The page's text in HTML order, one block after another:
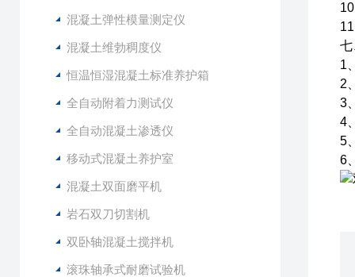
混凝土弹性模量测定仪
混凝土维勃稠度仪
恒温恒湿混凝土标准养护箱
全自动附着力测试仪
全自动混凝土渗透仪
移动式混凝土养护室
混凝土双面磨平机
岩石双刀切割机
双卧轴混凝土搅拌机
滚珠轴承式耐磨试验机
七
1
2
3
4
5
6